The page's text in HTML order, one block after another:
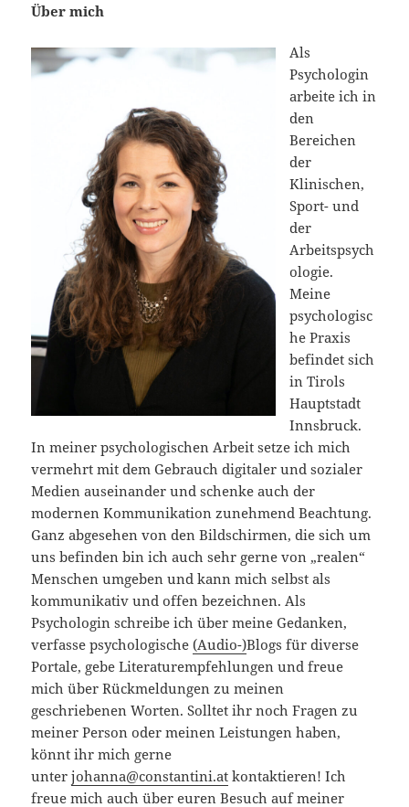
Über mich
Als
Psychologin
arbeite ich in
den
Bereichen
der
Klinischen,
Sport- und
der
Arbeitspsych
ologie.
Meine
psychologisc
he Praxis
befindet sich
in Tirols
Hauptstadt
Innsbruck.
In meiner psychologischen Arbeit setze ich mich
vermehrt mit dem Gebrauch digitaler und sozialer
Medien auseinander und schenke auch der
modernen Kommunikation zunehmend Beachtung.
Ganz abgesehen von den Bildschirmen, die sich um
uns befinden bin ich auch sehr gerne von „realen“
Menschen umgeben und kann mich selbst als
kommunikativ und offen bezeichnen. Als
Psychologin schreibe ich über meine Gedanken,
verfasse psychologische(Audio-)Blogs für diverse
Portale, gebe Literaturempfehlungen und freue
mich über Rückmeldungen zu meinen
geschriebenen Worten. Solltet ihr noch Fragen zu
meiner Person oder meinen Leistungen haben,
könnt ihr mich gerne
unterjohanna@constantini.at kontaktieren! Ich
freue mich auch über euren Besuch auf meiner